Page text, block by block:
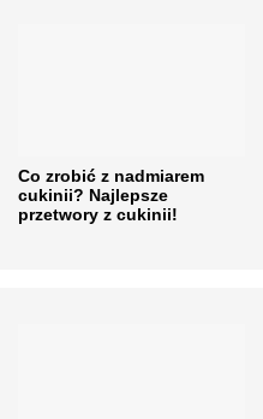
Co zrobić z nadmiarem
cukinii? Najlepsze
przetwory z cukinii!